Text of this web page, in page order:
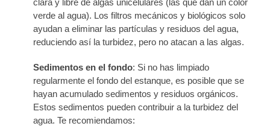
clara y libre de algas unicelulares (las que dan un color
verde al agua). Los filtros mecánicos y biológicos solo
ayudan a eliminar las partículas y residuos del agua,
reduciendo así la turbidez, pero no atacan a las algas.
Sedimentos en el fondo: Si no has limpiado
regularmente el fondo del estanque, es posible que se
hayan acumulado sedimentos y residuos orgánicos.
Estos sedimentos pueden contribuir a la turbidez del
agua. Te recomiendamos: